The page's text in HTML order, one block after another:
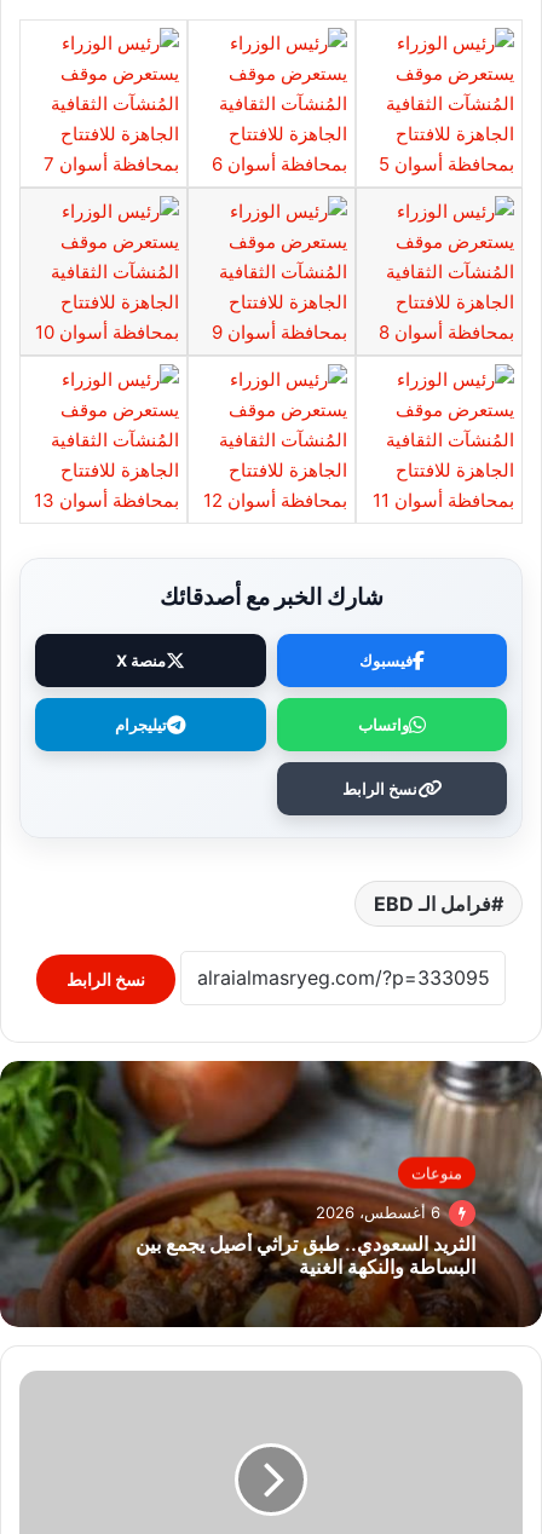
شارك الخبر مع أصدقائك
فيسبوك منصة X
واتساب تيليجرام
نسخ الرابط
فرامل الـ EBD
نسخ الرابط
منوعات
6 أغسطس، 2026
الثريد السعودي.. طبق تراثي أصيل يجمع بين
البساطة والنكهة الغنية
"أوابك":